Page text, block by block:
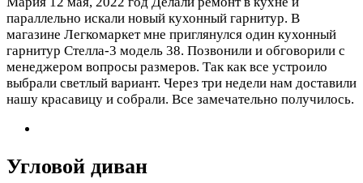
параллельно искали новый кухонный гарнитур. В
магазине Легкомаркет мне приглянулся один кухонный
гарнитур Стелла-3 модель 38. Позвонили и обговорили с
менеджером вопросы размеров. Так как все устроило
выбрали светлый вариант. Через три недели нам доставили
нашу красавицу и собрали. Все замечательно получилось.
Угловой диван